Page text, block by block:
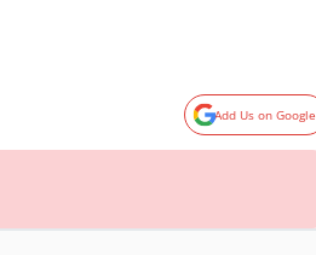
Add Us on Google